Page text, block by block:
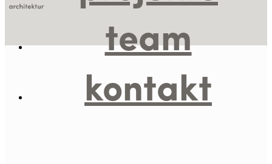
team
kontakt